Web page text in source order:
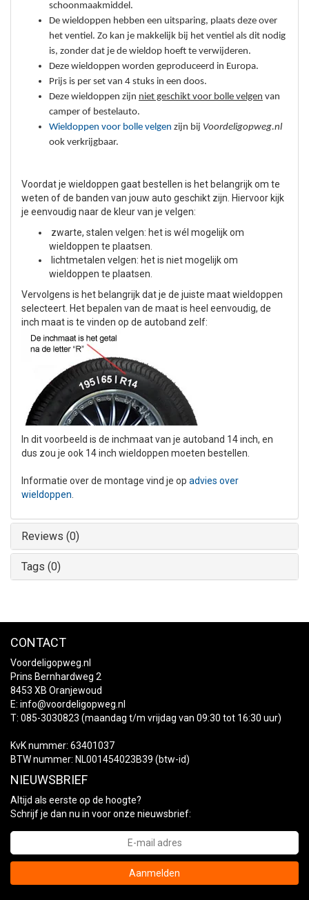
schoonmaakmiddel.
De wieldoppen hebben een uitsparing, plaats deze over
het ventiel. Zo kan je makkelijk bij het ventiel als dit nodig
is, zonder dat je de wieldop hoeft te verwijderen.
Deze wieldoppen worden geproduceerd in Europa.
Prijs is per set van 4 stuks in een doos.
Deze wieldoppen zijn niet geschikt voor bolle velgen van
camper of bestelauto.
Wieldoppen voor bolle velgen zijn bij Voordeligopweg.nl
ook verkrijgbaar.
Voordat je wieldoppen gaat bestellen is het belangrijk om te
weten of de banden van jouw auto geschikt zijn. Hiervoor kijk
je eenvoudig naar de kleur van je velgen:
zwarte, stalen velgen: het is wél mogelijk om
wieldoppen te plaatsen.
lichtmetalen velgen: het is niet mogelijk om
wieldoppen te plaatsen.
Vervolgens is het belangrijk dat je de juiste maat wieldoppen
selecteert. Het bepalen van de maat is heel eenvoudig, de
inch maat is te vinden op de autoband zelf:
In dit voorbeeld is de inchmaat van je autoband 14 inch, en
dus zou je ook 14 inch wieldoppen moeten bestellen.
Informatie over de montage vind je op advies over
wieldoppen.
Reviews (0)
Tags (0)
CONTACT
Voordeligopweg.nl
Prins Bernhardweg 2
8453 XB Oranjewoud
E: info@voordeligopweg.nl
T: 085-3030823 (maandag t/m vrijdag van 09:30 tot 16:30 uur)
KvK nummer: 63401037
BTW nummer: NL001454023B39 (btw-id)
NIEUWSBRIEF
Altijd als eerste op de hoogte?
Schrijf je dan nu in voor onze nieuwsbrief:
Aanmelden